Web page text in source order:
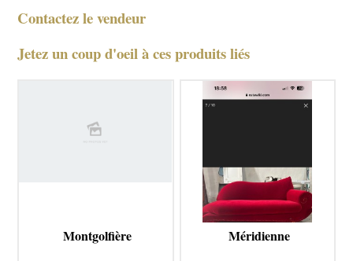
Contactez le vendeur
Jetez un coup d'oeil à ces produits liés
Montgolfière Méridienne